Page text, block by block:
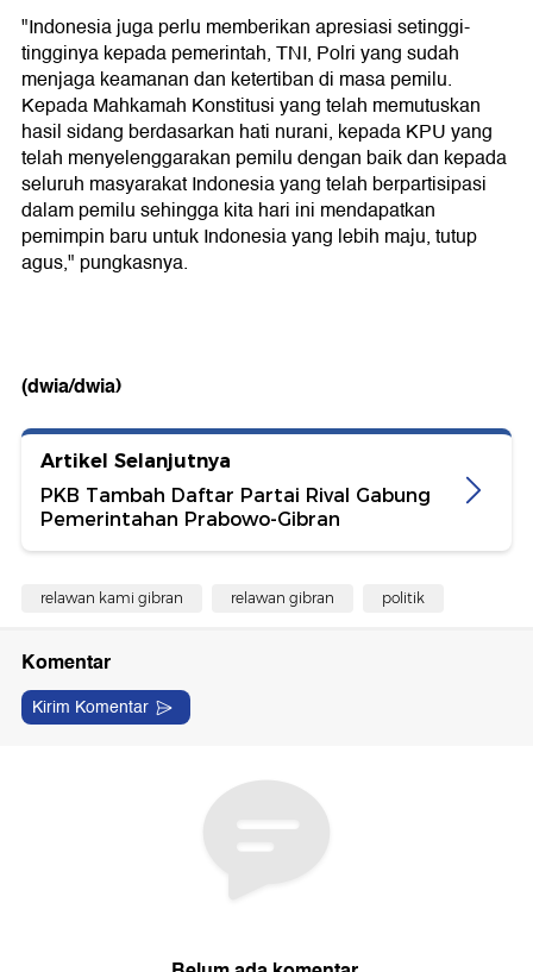
"Indonesia juga perlu memberikan apresiasi setinggi-
tingginya kepada pemerintah, TNI, Polri yang sudah
menjaga keamanan dan ketertiban di masa pemilu.
Kepada Mahkamah Konstitusi yang telah memutuskan
hasil sidang berdasarkan hati nurani, kepada KPU yang
telah menyelenggarakan pemilu dengan baik dan kepada
seluruh masyarakat Indonesia yang telah berpartisipasi
dalam pemilu sehingga kita hari ini mendapatkan
pemimpin baru untuk Indonesia yang lebih maju, tutup
agus," pungkasnya.
(dwia/dwia)
Artikel Selanjutnya
PKB Tambah Daftar Partai Rival Gabung
Pemerintahan Prabowo-Gibran
relawan kami gibran relawan gibran politik